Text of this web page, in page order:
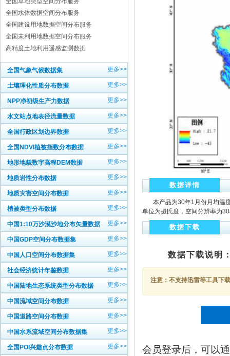
全国水体数据空间分布服务
全国建设用地数据空间分布服务
全国未利用地数据空间分布服务
高精度土地利用遥感监测数据
全国气象气候数据集 更多>>
土壤理化性质分布数据 更多>>
NPP净初级生产力数据 更多>>
水文站点地表径流量数据 更多>>
全国行政区划边界数据 更多>>
全国NDVI植被指数分布数据 更多>>
地形地貌数字高程DEM数据 更多>>
地质岩性分布数据 更多>>
地质灾害空间分布数据 更多>>
植被类型分布数据 更多>>
中国1:10万沙漠沙地分布矢量数据 更多>>
中国GDP空间分布数据集 更多>>
中国人口空间分布数据集 更多>>
社会经济统计年鉴数据 更多>>
中国陆地生态系统类型分布数据 更多>>
中国流域空间分布数据 更多>>
中国道路空间分布数据 更多>>
中国水系流域空间分布数据集 更多>>
全国POI兴趣点分布数据 更多>>
数据详情
本产品为30年1月份月均温度
单位为摄氏度，空间分辨率为
数据下载
数据下载说明
注意：不支持迅雷等工具下
会员登录后，可以